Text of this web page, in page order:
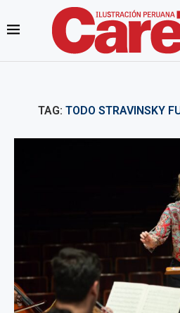
TAG: TODO STRAVINSKY